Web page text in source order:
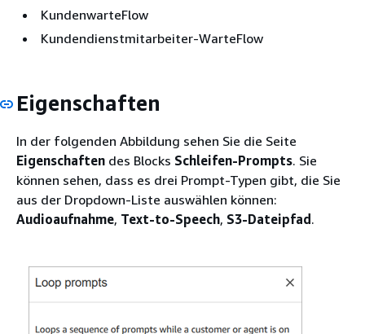
KundenwarteFlow
Kundendienstmitarbeiter-WarteFlow
Eigenschaften
In der folgenden Abbildung sehen Sie die Seite
Eigenschaften des Blocks Schleifen-Prompts. Sie
können sehen, dass es drei Prompt-Typen gibt, die Sie
aus der Dropdown-Liste auswählen können:
Audioaufnahme, Text-to-Speech, S3-Dateipfad .